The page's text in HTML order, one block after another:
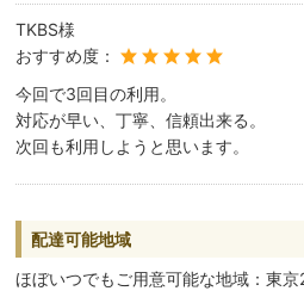
TKBS様
おすすめ度：
今回で3回目の利用。
対応が早い、丁寧、信頼出来る。
次回も利用しようと思います。
配達可能地域
ほぼいつでもご用意可能な地域：東京